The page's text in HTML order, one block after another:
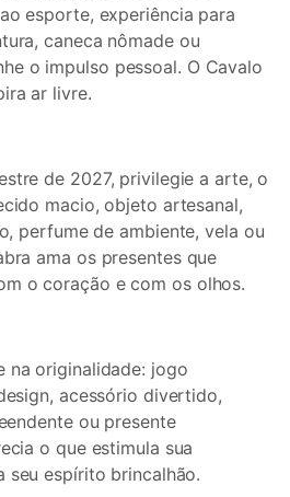
esporte, experiência para
caneca nômade ou
o impulso pessoal. O Cavalo
ar livre.
de 2027, privilegie a arte, o
macio, objeto artesanal,
perfume de ambiente, vela ou
ama os presentes que
o coração e com os olhos.
na originalidade: jogo
acessório divertido,
ou presente
o que estimula sua
seu espírito brincalhão.